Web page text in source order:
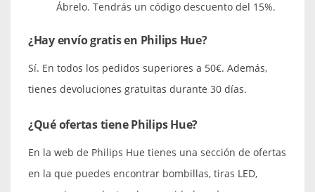
Ábrelo. Tendrás un código descuento del 15%.
¿Hay envío gratis en Philips Hue?
Sí. En todos los pedidos superiores a 50€. Además,
tienes devoluciones gratuitas durante 30 días.
¿Qué ofertas tiene Philips Hue?
En la web de Philips Hue tienes una sección de ofertas
en la que puedes encontrar bombillas, tiras LED,